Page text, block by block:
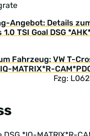
Angebot: Details
1.0 TSI Goal DSG
Fzg: